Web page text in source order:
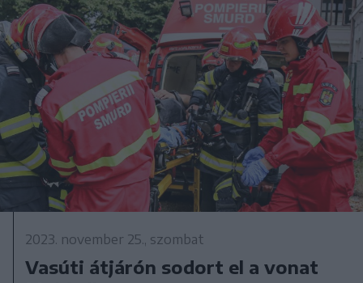
2023. november 25., szombat
Vasúti átjárón sodort el a vonat